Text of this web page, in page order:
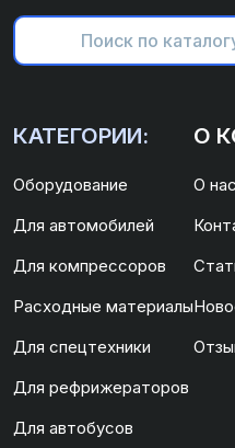
КАТЕГОРИИ:
Оборудование
Для автомобилей
Для компрессоров
Расходные материалы
Для спецтехники
Для рефрижераторов
Для автобусов
О
О нас